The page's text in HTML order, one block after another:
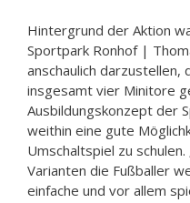
Hintergrund der Aktion
Sportpark Ronhof |
anschaulich darzustellen,
insgesamt vier Minitore
Ausbildungskonzept der
weithin eine gute
Umschaltspiel zu
Varianten die Fußballer
einfache und vor allem